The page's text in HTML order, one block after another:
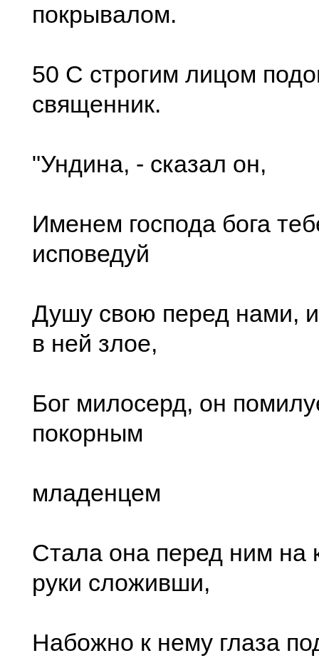
покрывалом.
50 С строгим лицом
священник.
"Ундина, - сказал он,
Именем господа бога
исповедуй
Душу свою перед нами,
в ней злое,
Бог милосерд, он
покорным
младенцем
Стала она перед ним на
руки сложивши,
Набожно к нему глаза